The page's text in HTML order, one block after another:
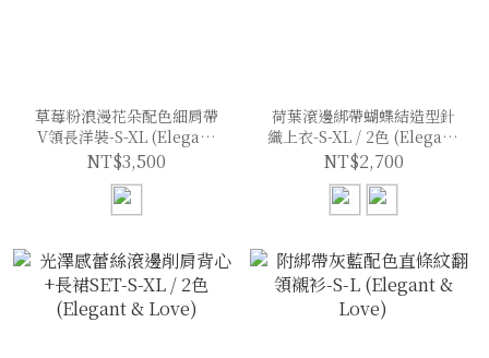
草莓粉浪漫花朵配色細肩帶
V領長洋裝-S-XL (Elegant
& Love)
NT$3,500
荷葉滾邊綁帶蝴蝶結造型針
織上衣-S-XL / 2色 (Elegant
& Love)
NT$2,700